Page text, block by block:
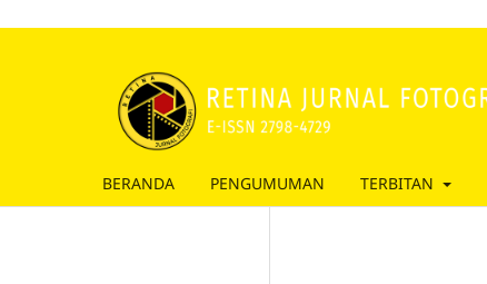
BERANDA PENGUMUMAN TERBITAN